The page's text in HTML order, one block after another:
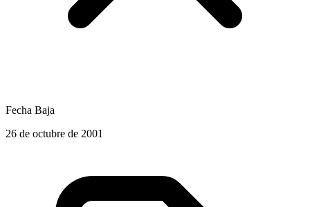
Fecha Baja
26 de octubre de 2001